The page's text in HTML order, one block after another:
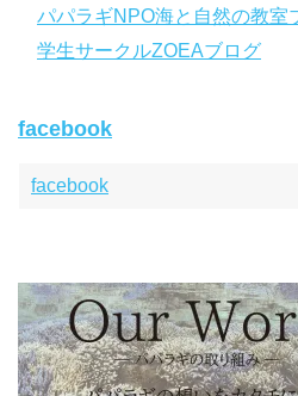
ode
【パパラギダイビングスクール ホー
https://www.papalagi.co.jp
旬な海の情報はコチラから！
https://www.facebook.com/
【パパラギダイビングスクール Blog
お得なイベント告知やツアー情報を
https://papalagi-blog.com/
◆YouTubeチャンネル登録はコチラ
パパラギNPO海と自然の教室
学生サークルZOEAブログ
facebook
facebook